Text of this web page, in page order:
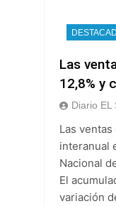
Las
12,8% y
Diario EL
Las
interanual
Nacional
El
variación